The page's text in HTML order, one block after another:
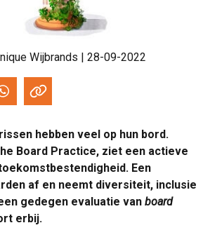
Wijbrands | 28-09-2022
hebben veel op hun bord.
Board Practice, ziet een actieve
Een
af en neemt diversiteit, inclusie
gedegen evaluatie van board
erbij.